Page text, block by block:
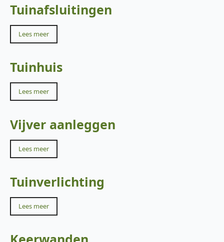
Tuinafsluitingen
Lees meer
Tuinhuis
Lees meer
Vijver aanleggen
Lees meer
Tuinverlichting
Lees meer